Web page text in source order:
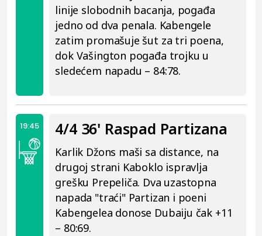
linije slobodnih bacanja, pogađa
jedno od dva penala. Kabengele
zatim promašuje šut za tri poena,
dok Vašington pogađa trojku u
sledećem napadu – 84:78.
19:45 4/4 36' Raspad Partizana
Karlik Džons maši sa distance, na
drugoj strani Kaboklo ispravlja
grešku Prepeliča. Dva uzastopna
napada "traći" Partizan i poeni
Kabengelea donose Dubaiju čak +11
– 80:69.